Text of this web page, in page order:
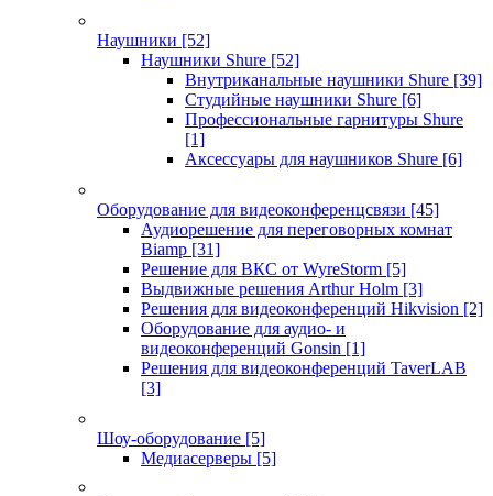
Наушники [52]
Наушники Shure [52]
Внутриканальные наушники Shure [39]
Студийные наушники Shure [6]
Профессиональные гарнитуры Shure
[1]
Аксессуары для наушников Shure [6]
Оборудование для видеоконференцсвязи [45]
Аудиорешение для переговорных комнат
Biamp [31]
Решение для ВКС от WyreStorm [5]
Выдвижные решения Arthur Holm [3]
Решения для видеоконференций Hikvision [2]
Оборудование для аудио- и
видеоконференций Gonsin [1]
Решения для видеоконференций TaverLAB
[3]
Шоу-оборудование [5]
Медиасерверы [5]